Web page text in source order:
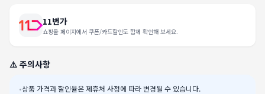
11번가
쇼핑몰 페이지에서 쿠폰/카드할인도 함께 확인해 보세요.
⚠️ 주의사항
•상품 가격과 할인율은 제휴처 사정에 따라 변경될 수 있습니다.